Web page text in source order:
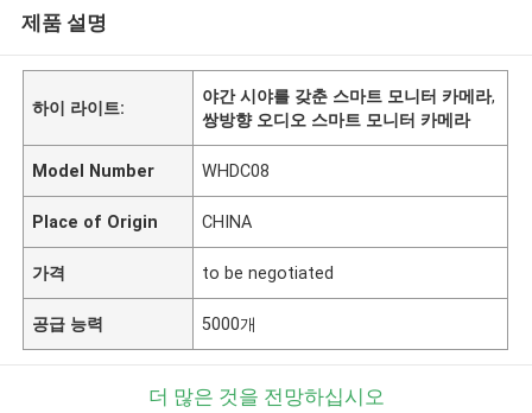
제품 설명
하이 라이트:
야간 시야를 갖춘 스마트 모니터 카메라,
쌍방향 오디오 스마트 모니터 카메라
Model Number WHDC08
Place of Origin CHINA
가격 to be negotiated
공급 능력 5000개
더 많은 것을 전망하십시오